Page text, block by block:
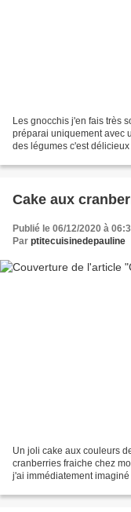
Les gnocchis j'en fais très
préparai uniquement avec
des légumes c'est
Cake aux
Publié le 06/12/2020 à
Par ptitecuisinedepauline
Un joli cake aux couleurs
cranberries fraiche chez
j'ai immédiatement